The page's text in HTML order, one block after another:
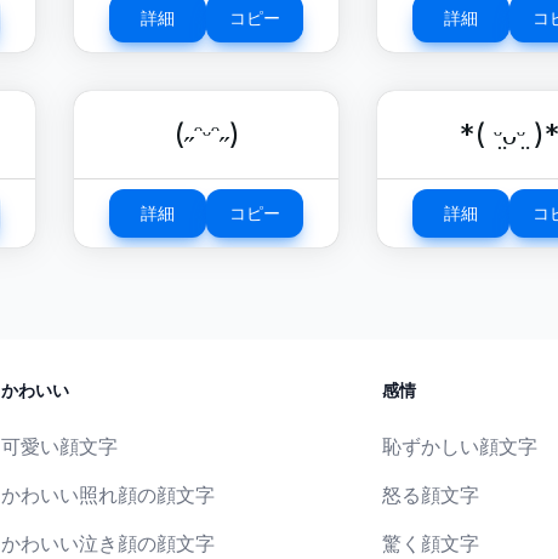
詳細 コピー 詳細 コ
(˶ᵔᵕᵔ˶)
詳細 コピー
*( ᵕ̤ᴗᵕ̤ )*
詳細 コ
かわいい
可愛い顔文字
かわいい照れ顔の顔文字
かわいい泣き顔の顔文字
感情
恥ずかしい顔文字
怒る顔文字
驚く顔文字